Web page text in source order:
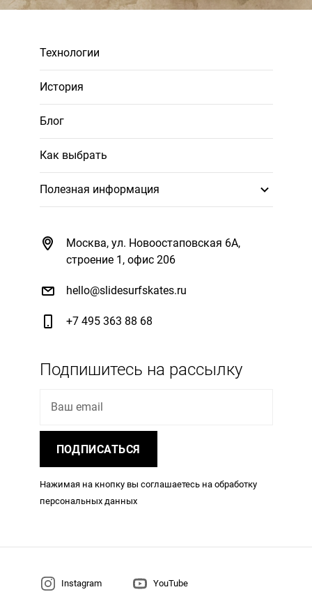
Москва, ул. Новоостаповская 6А,
строение 1, офис 206
hello@slidesurfskates.ru
+7 495 363 88 68
Технологии
История
Блог
Как выбрать
Полезная информация
Подпишитесь на рассылку
Ваш email
ПОДПИСАТЬСЯ
Нажимая на кнопку вы соглашаетесь на обработку
персональных данных
Instagram YouTube